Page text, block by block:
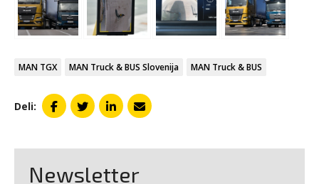
MAN TGX MAN Truck & BUS Slovenija MAN Truck & BUS
Deli:
Newsletter